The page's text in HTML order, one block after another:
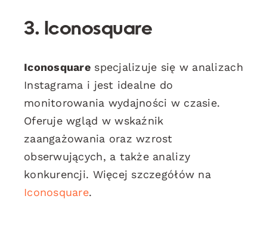
3. Iconosquare
Iconosquarespecjalizuje się w analizach
Instagrama i jest idealne do
monitorowania wydajności w czasie.
Oferuje wgląd w wskaźnik
zaangażowania oraz wzrost
obserwujących, a także analizy
konkurencji. Więcej szczegółów na
Iconosquare.